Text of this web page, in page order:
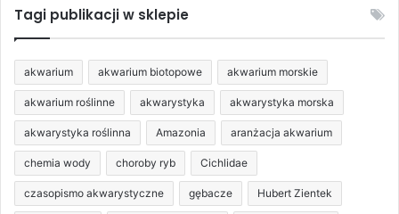
Tagi publikacji w sklepie
akwarium akwarium biotopowe akwarium morskie
akwarium roślinne akwarystyka akwarystyka morska
akwarystyka roślinna Amazonia aranżacja akwarium
chemia wody choroby ryb Cichlidae
czasopismo akwarystyczne gębacze Hubert Zientek